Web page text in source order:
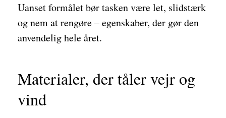
Uanset formålet bør tasken være let, slidstærk
og nem at rengøre – egenskaber, der gør den
anvendelig hele året.
Materialer, der tåler vejr og
vind